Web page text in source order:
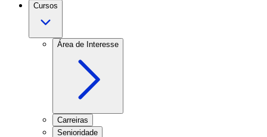
Cursos
Área de Interesse
Carreiras
Senioridade